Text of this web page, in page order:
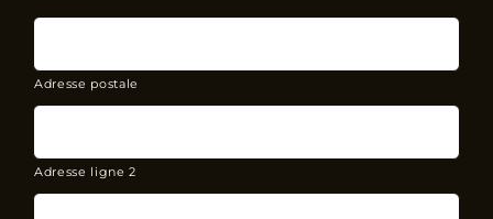
Adresse postale
Adresse ligne 2